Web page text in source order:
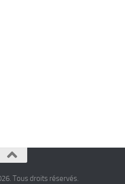
Tous droits réservés.